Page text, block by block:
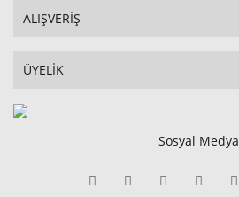
ALIŞVERİŞ
ÜYELİK
Sosyal Medya